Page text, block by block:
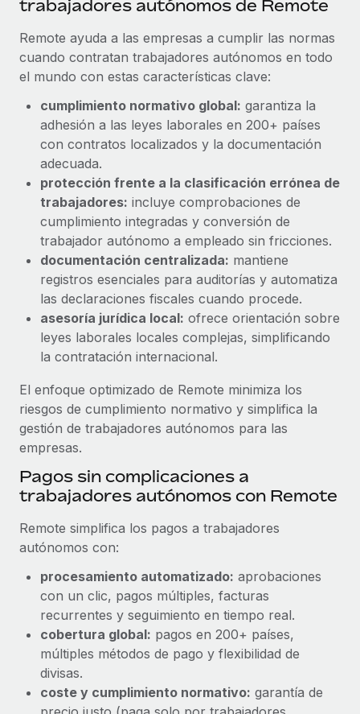
Gestión de dispositivos
Proporciona dispositivos tecnológicos y contrólalos
en todo el mundo.
Abre entidades conforme a la legalidad enseguida.
Movilidad y reubicación
Reubica a los empleados con facilidad.
Prestaciones
Gestiona las prestaciones de los empleados sin
complicaciones.
BLOG
Novedades de producto de Remote:
Integraciones con Gusto y Xero y Contractor
Management Plus
La misión de Remote sigue siendo ayudar a empresas de
todos los tamaños a contratar, gestionar y...
Más información
Pento se convierte en un empleador equitativo
con Remote
Gestionar las nóminas internamente es complicado. Tardas
semanas en hacerlo manualmente y, al mes...
trabajadores autónomos de Remote
Remote ayuda a las empresas a cumplir las normas
cuando contratan trabajadores autónomos en todo
el mundo con estas características clave:
cumplimiento normativo global: garantiza la
adhesión a las leyes laborales en 200+ países
con contratos localizados y la documentación
adecuada.
protección frente a la clasificación errónea de
trabajadores: incluye comprobaciones de
cumplimiento integradas y conversión de
trabajador autónomo a empleado sin fricciones.
documentación centralizada: mantiene
registros esenciales para auditorías y automatiza
las declaraciones fiscales cuando procede.
asesoría jurídica local: ofrece orientación sobre
leyes laborales locales complejas, simplificando
la contratación internacional.
El enfoque optimizado de Remote minimiza los
riesgos de cumplimiento normativo y simplifica la
gestión de trabajadores autónomos para las
empresas.
Pagos sin complicaciones a
trabajadores autónomos con Remote
Remote simplifica los pagos a trabajadores
autónomos con:
procesamiento automatizado: aprobaciones
con un clic, pagos múltiples, facturas
recurrentes y seguimiento en tiempo real.
cobertura global: pagos en 200+ países,
múltiples métodos de pago y flexibilidad de
divisas.
coste y cumplimiento normativo: garantía de